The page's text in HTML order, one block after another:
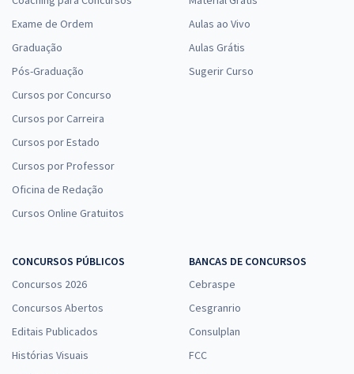
Exame de Ordem
Graduação
Pós-Graduação
Cursos por Concurso
Cursos por Carreira
Cursos por Estado
Cursos por Professor
Oficina de Redação
Cursos Online Gratuitos
Aulas ao Vivo
Aulas Grátis
Sugerir Curso
CONCURSOS PÚBLICOS
Concursos 2026
Concursos Abertos
Editais Publicados
Histórias Visuais
BANCAS DE CONCURSOS
Cebraspe
Cesgranrio
Consulplan
FCC